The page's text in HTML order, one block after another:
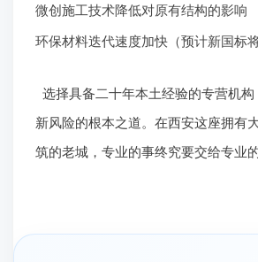
微创施工技术降低对原有结构的影响
环保材料迭代速度加快（预计新国标将
选择具备二十年本土经验的专营机
新风险的根本之道。在西安这座拥有
筑的老城，专业的事终究要交给专业的